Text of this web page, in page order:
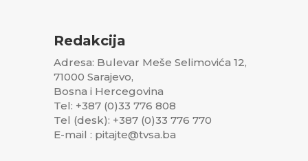
Redakcija
Adresa: Bulevar Meše Selimovića 12,
71000 Sarajevo,
Bosna i Hercegovina
Tel: +387 (0)33 776 808
Tel (desk): +387 (0)33 776 770
E-mail : pitajte@tvsa.ba